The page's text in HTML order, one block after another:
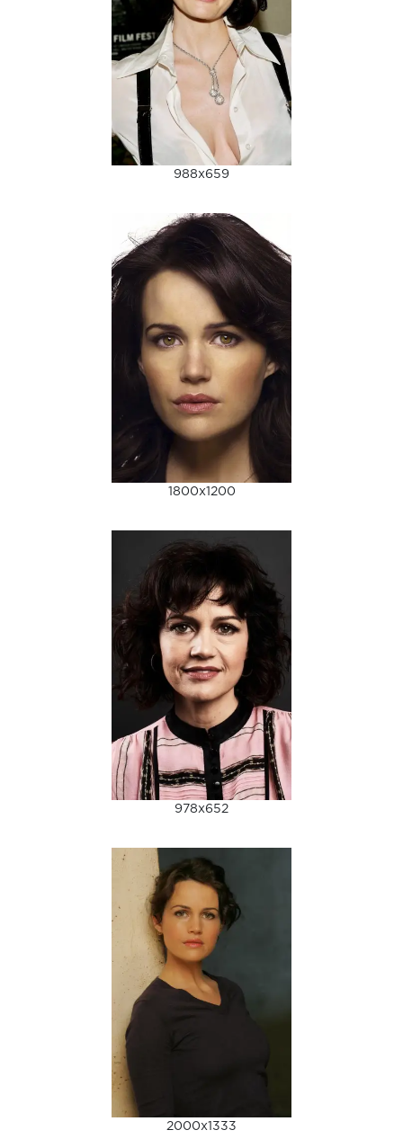
988x659
1800x1200
978x652
2000x1333